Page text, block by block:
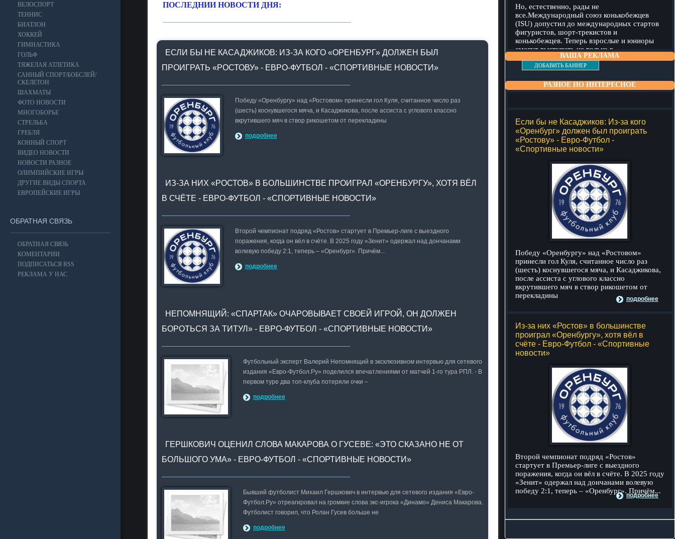
Но, естественно, рады не
все.Международный союз конькобежцев
(ISU) допустил до международных стартов
фигуристов, шорт-трекистов и
конькобежцев. Теперь взрослые и юниоры
смогут выступать не только в
подробнее
ВАША РЕКЛАМА
ДОБАВИТЬ БАННЕР
РАЗНОЕ НО ИНТЕРЕСНОЕ
Если бы не Касаджиков: Из-за кого
«Оренбург» должен был проиграть
«Ростову» - Евро-Футбол -
«Спортивные новости»
Победу «Оренбургу» над «Ростовом»
принесли гол Куля, считанное число раз
(шесть) коснувшегося мяча, и Касаджикова,
после ассиста с углового классно
вкрутившего мяч в створ рикошетом от
перекладины
подробнее
Из-за них «Ростов» в большинстве
проиграл «Оренбургу», хотя вёл в
счёте - Евро-Футбол - «Спортивные
новости»
Второй чемпионат подряд «Ростов»
стартует в Премьер-лиге с выездного
поражения, когда он вёл в счёте. В 2025 году
«Зенит» одержал над дончанами волевую
победу 2:1, теперь – «Оренбург». Причём...
подробнее
ПОСЛЕДНИИ НОВОСТИ ДНЯ:
ЕСЛИ БЫ НЕ КАСАДЖИКОВ: ИЗ-ЗА КОГО «ОРЕНБУРГ» ДОЛЖЕН БЫЛ
ПРОИГРАТЬ «РОСТОВУ» - ЕВРО-ФУТБОЛ - «СПОРТИВНЫЕ НОВОСТИ»
Победу «Оренбургу» над «Ростовом» принесли гол Куля, считанное число раз
(шесть) коснувшегося мяча, и Касаджикова, после ассиста с углового классно
вкрутившего мяч в створ рикошетом от перекладины
подробнее
ИЗ-ЗА НИХ «РОСТОВ» В БОЛЬШИНСТВЕ ПРОИГРАЛ «ОРЕНБУРГУ», ХОТЯ ВЁЛ
В СЧЁТЕ - ЕВРО-ФУТБОЛ - «СПОРТИВНЫЕ НОВОСТИ»
Второй чемпионат подряд «Ростов» стартует в Премьер-лиге с выездного
поражения, когда он вёл в счёте. В 2025 году «Зенит» одержал над дончанами
волевую победу 2:1, теперь – «Оренбург». Причём...
подробнее
НЕПОМНЯЩИЙ: «СПАРТАК» ОЧАРОВЫВАЕТ СВОЕЙ ИГРОЙ, ОН ДОЛЖЕН
БОРОТЬСЯ ЗА ТИТУЛ» - ЕВРО-ФУТБОЛ - «СПОРТИВНЫЕ НОВОСТИ»
Футбольный эксперт Валерий Непомнящий в эксклюзивном интервью для сетевого
издания «Евро-Футбол.Ру» поделился впечатлениями от матчей 1-го тура РПЛ. - В
первом туре два топ-клуба потеряли очки –
подробнее
ГЕРШКОВИЧ ОЦЕНИЛ СЛОВА МАКАРОВА О ГУСЕВЕ: «ЭТО СКАЗАНО НЕ ОТ
БОЛЬШОГО УМА» - ЕВРО-ФУТБОЛ - «СПОРТИВНЫЕ НОВОСТИ»
Бывший футболист Михаил Гершкович в интервью для сетевого издания «Евро-
Футбол.Ру» отреагировал на громкие слова экс-игрока «Динамо» Дениса Макарова.
Футболист говорил, что Ролан Гусев больше не
подробнее
ВЕЛОСПОРТ
ТЕННИС
БИАТЛОН
ХОККЕЙ
ГИМНАСТИКА
ГОЛЬФ
ТЯЖЕЛАЯ АТЛЕТИКА
САННЫЙ СПОРТ/БОБСЛЕЙ/
СКЕЛЕТОН
ШАХМАТЫ
ФОТО НОВОСТИ
МНОГОБОРЬЕ
СТРЕЛЬБА
ГРЕБЛЯ
КОННЫЙ СПОРТ
ВИДЕО НОВОСТИ
НОВОСТИ РАЗНОЕ
ОЛИМПИЙСКИЕ ИГРЫ
ДРУГИЕ ВИДЫ СПОРТА
ЕВРОПЕЙСКИЕ ИГРЫ
ОБРАТНАЯ СВЯЗЬ
ОБРАТНАЯ СВЯЗЬ
КОМЕНТАРИИ
ПОДПИСАТЬСЯ RSS
РЕКЛАМА У НАС